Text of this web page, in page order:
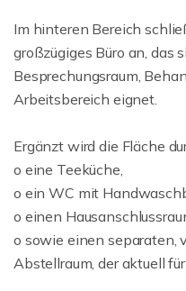
Im hinteren Bereich
großzügiges Büro an, das
Besprechungsraum,
Arbeitsbereich eignet.
Ergänzt wird die Fläche
o eine Teeküche,
o ein WC mit
o einen
o sowie einen separaten,
Abstellraum, der aktuell